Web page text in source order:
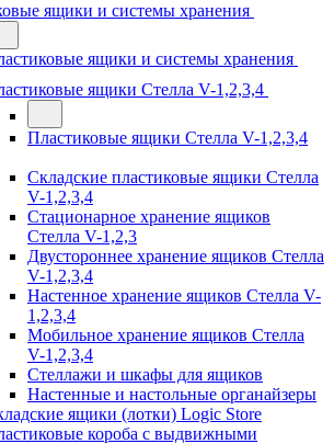
ящики и системы хранения
ящики и системы хранения
ящики Стелла V-1,2,3,4
Пластиковые ящики Стелла V-1,2,3,4
Складские пластиковые ящики Стелла
V-1,2,3,4
Стационарное хранение ящиков
Стелла V-1,2,3
Двустороннее хранение ящиков Стелла
V-1,2,3,4
Настенное хранение ящиков Стелла V-
1,2,3,4
Мобильное хранение ящиков Стелла
V-1,2,3,4
Стеллажи и шкафы для ящиков
Настенные и настольные органайзеры
ящики (лотки) Logiс Store
короба с выдвижными